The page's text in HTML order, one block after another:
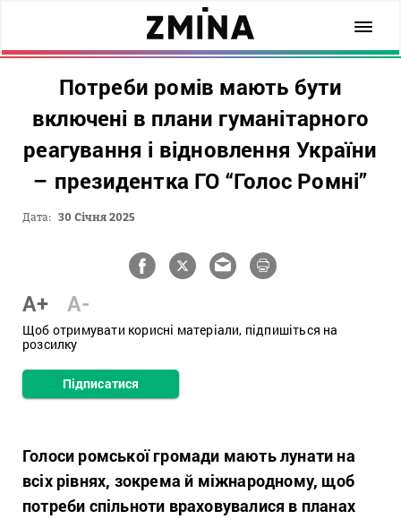
Потреби ромів мають бути
включені в плани гуманітарного
реагування і відновлення України
– президентка ГО “Голос Ромні”
Дата: 30 Січня 2025
A+ A-
Щоб отримувати корисні матеріали, підпишіться на
розсилку
Підписатися
Голоси ромської громади мають лунати на
всіх рівнях, зокрема й міжнародному, щоб
потреби спільноти враховувалися в планах